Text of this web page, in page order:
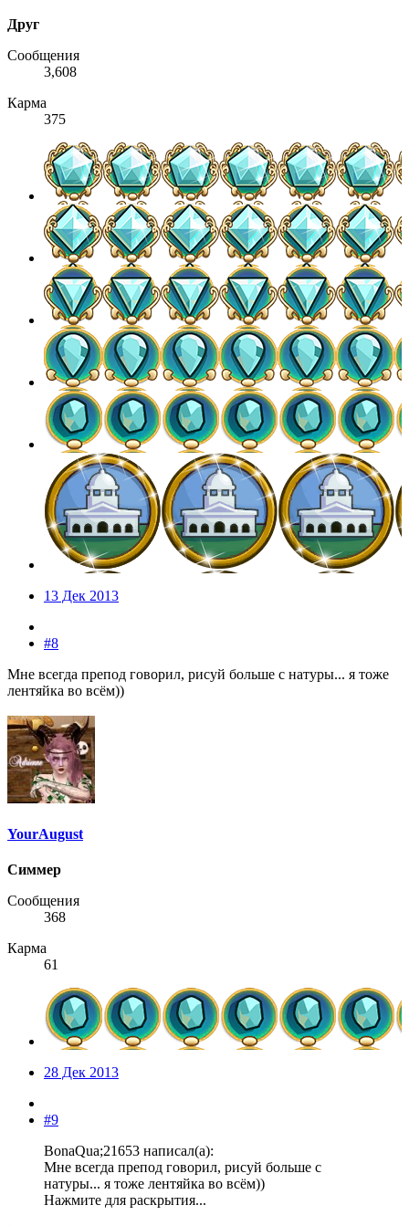
Друг
Сообщения
3,608
Карма
375
13 Дек 2013
#8
Мне всегда препод говорил, рисуй больше с натуры... я тоже
лентяйка во всём))
YourAugust
Симмер
Сообщения
368
Карма
61
28 Дек 2013
#9
BonaQua;21653 написал(а):
Мне всегда препод говорил, рисуй больше с
натуры... я тоже лентяйка во всём))
Нажмите для раскрытия...